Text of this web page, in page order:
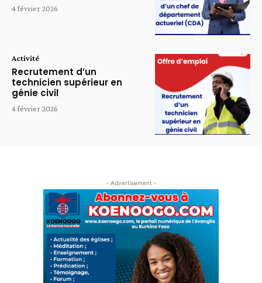
4 février 2026
Activité
Recrutement d’un
technicien supérieur en
génie civil
4 février 2026
- Advertisement -